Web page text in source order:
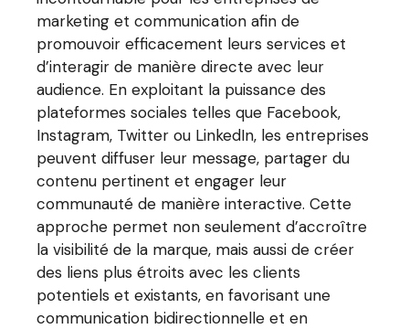
marketing et communication afin de
promouvoir efficacement leurs services et
d’interagir de manière directe avec leur
audience. En exploitant la puissance des
plateformes sociales telles que Facebook,
Instagram, Twitter ou LinkedIn, les entreprises
peuvent diffuser leur message, partager du
contenu pertinent et engager leur
communauté de manière interactive. Cette
approche permet non seulement d’accroître
la visibilité de la marque, mais aussi de créer
des liens plus étroits avec les clients
potentiels et existants, en favorisant une
communication bidirectionnelle et en